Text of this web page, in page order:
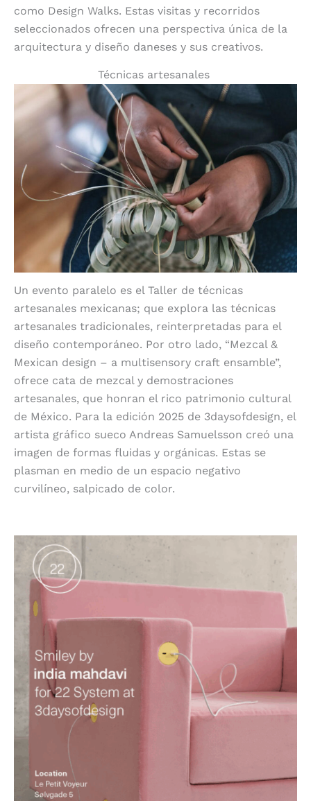
como Design Walks. Estas visitas y recorridos
seleccionados ofrecen una perspectiva única de la
arquitectura y diseño daneses y sus creativos.
Técnicas artesanales
Un evento paralelo es el Taller de técnicas
artesanales mexicanas; que explora las técnicas
artesanales tradicionales, reinterpretadas para el
diseño contemporáneo. Por otro lado, “Mezcal &
Mexican design – a multisensory craft ensamble”,
ofrece cata de mezcal y demostraciones
artesanales, que honran el rico patrimonio cultural
de México. Para la edición 2025 de 3daysofdesign, el
artista gráfico sueco Andreas Samuelsson creó una
imagen de formas fluidas y orgánicas. Estas se
plasman en medio de un espacio negativo
curvilíneo, salpicado de color.